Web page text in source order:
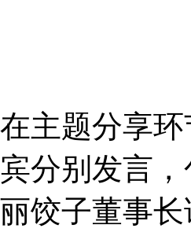
在主题分享
宾分别发言，
丽饺子董事